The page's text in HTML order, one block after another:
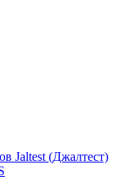
Jaltest (Джалтест)